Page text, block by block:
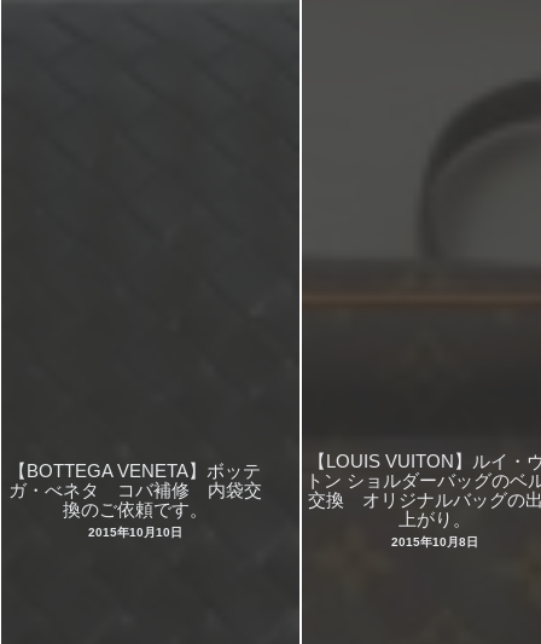
【BOTTEGA VENETA】ボッテ
ガ・べネタ コバ補修 内袋交
換のご依頼です。
2015年10月10日
【LOUIS VUITON】ルイ・
トン ショルダーバッグのベ
交換 オリジナルバッグの
上がり。
2015年10月8日